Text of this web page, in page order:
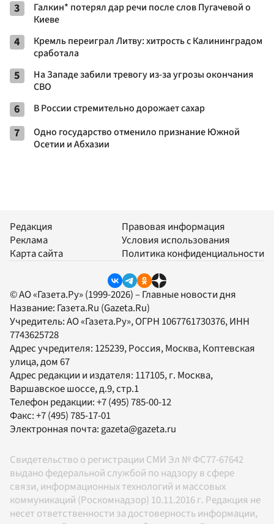
3
Галкин* потерял дар речи после слов Пугачевой о
Киеве
4
Кремль переиграл Литву: хитрость с Калининградом
сработала
5
На Западе забили тревогу из-за угрозы окончания
СВО
6 В России стремительно дорожает сахар
7
Одно государство отменило признание Южной
Осетии и Абхазии
Редакция
Реклама
Карта сайта
Правовая информация
Условия использования
Политика конфиденциальности
© АО «Газета.Ру» (1999-2026) – Главные новости дня
Название: Газета.Ru (Gazeta.Ru)
Учредитель:АО «Газета.Ру», ОГРН 1067761730376, ИНН
7743625728
Адрес учредителя: 125239, Россия, Москва, Коптевская
улица, дом 67
Адрес редакции и издателя: 117105, г. Москва,
Варшавское шоссе, д.9, стр.1
Телефон редакции:+7 (495) 785-00-12
Факс:+7 (495) 785-17-01
Электронная почта: gazeta@gazeta.ru
Свидетельство о регистрации СМИ Эл № ФС77-67642
выдано федеральной службой по надзору в сфере
связи, информационных технологий и массовых
коммуникаций (Роскомнадзор) 10.11.2016 г. Редакция не
несет ответственности за достоверность информации,